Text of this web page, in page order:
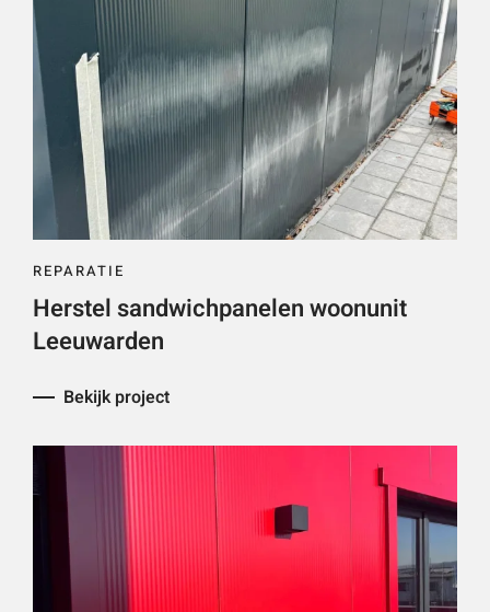
REPARATIE
Herstel sandwichpanelen woonunit
Leeuwarden
Bekijk project